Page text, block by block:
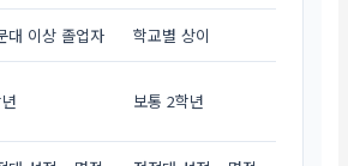
대 이상 졸업자 학교별 상이
보통 2학년